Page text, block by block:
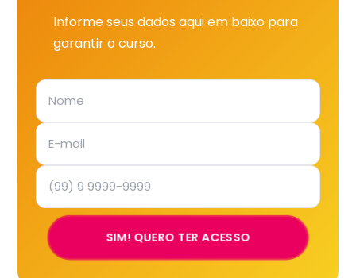
Informe seus dados aqui em baixo para
garantir o curso.
SIM! QUERO TER ACESSO